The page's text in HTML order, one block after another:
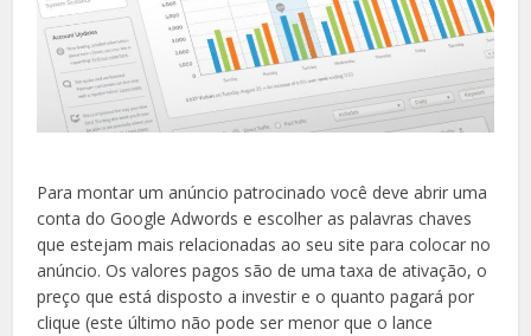
Para montar um anúncio patrocinado você deve abrir uma
conta do Google Adwords e escolher as palavras chaves
que estejam mais relacionadas ao seu site para colocar no
anúncio. Os valores pagos são de uma taxa de ativação, o
preço que está disposto a investir e o quanto pagará por
clique (este último não pode ser menor que o lance